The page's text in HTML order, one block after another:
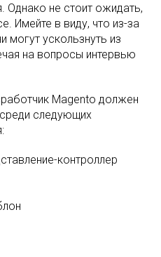
Однако не стоит ожидать,
Имейте в виду, что из-за
могут ускользнуть из
на вопросы интервью
Magento должен
следующих
контроллер